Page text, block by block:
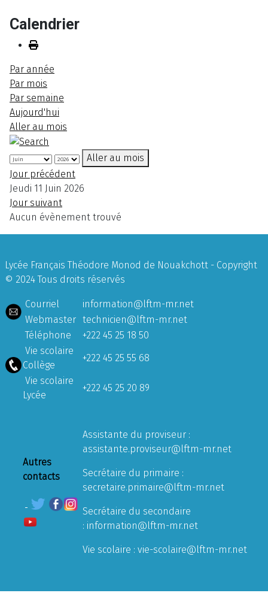
Calendrier
Par année
Par mois
Par semaine
Aujourd'hui
Aller au mois
Aller au mois
Jour précédent
Jeudi 11 Juin 2026
Jour suivant
Aucun évènement trouvé
Lycée Français Théodore Monod de Nouakchott - Copyright
© 2024 Tous droits réservés
Courriel
information@lftm-mr.net
Webmaster technicien@lftm-mr.net
Téléphone
+222 45 25 18 50
Vie scolaire
Collège
+222 45 25 55 68
Vie scolaire
Lycée
+222 45 25 20 89
Autres
contacts
Assistante du proviseur :
assistante.proviseur@lftm-mr.net
Secrétaire du primaire :
secretaire.primaire@lftm-mr.net
Secrétaire du secondaire
: information@lftm-mr.net
Vie scolaire : vie-scolaire@lftm-mr.net